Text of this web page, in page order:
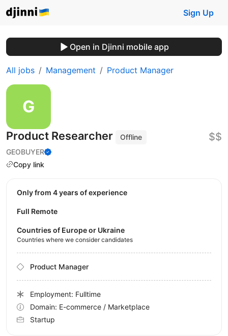
Sign Up
Open in Djinni mobile app
All jobs Management Product Manager
Product Researcher
Offline
GEOBUYER
Copy link
$$
Only from 4 years of experience
Full Remote
Countries of Europe or Ukraine
Countries where we consider candidates
Product Manager
Employment: Fulltime
Domain: E-commerce / Marketplace
Startup